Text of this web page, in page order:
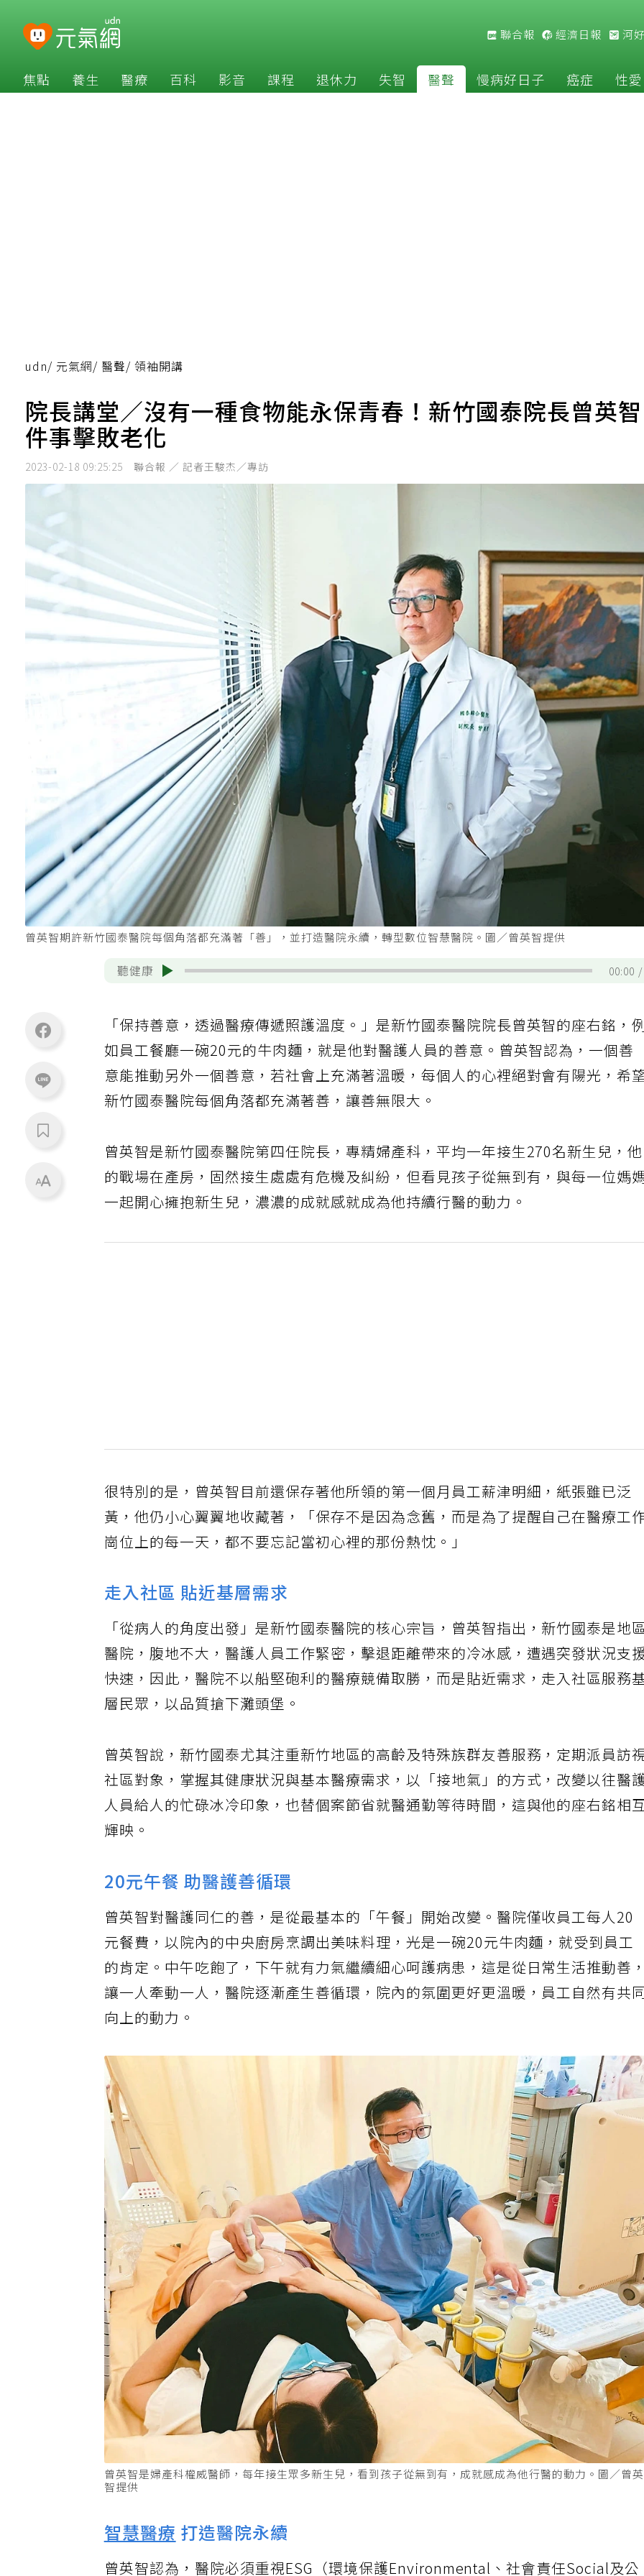
聯合報 經濟日報 河
焦點 養生 醫療 百科 影音 課程 退休力 失智 醫聲 慢病好日子 癌症 性愛
udn/ 元氣網/ 醫聲/ 領袖開講
院長講堂／沒有一種食物能永保青春！新竹國泰院長曾英
件事擊敗老化
2023-02-18 09:25:25 聯合報 ／ 記者王駿杰／專訪
曾英智期許新竹國泰醫院每個角落都充滿著「善」，並打造醫院永續，轉型數位智慧醫院。圖／曾英智提供
聽健康 00:00
「保持善意，透過醫療傳遞照護溫度。」是新竹國泰醫院院長曾英智的座右銘，
如員工餐廳一碗20元的牛肉麵，就是他對醫護人員的善意。曾英智認為，一個善
意能推動另外一個善意，若社會上充滿著溫暖，每個人的心裡絕對會有陽光，希
新竹國泰醫院每個角落都充滿著善，讓善無限大。
曾英智是新竹國泰醫院第四任院長，專精婦產科，平均一年接生270名新生兒，
的戰場在產房，固然接生處處有危機及糾紛，但看見孩子從無到有，與每一位媽
一起開心擁抱新生兒，濃濃的成就感就成為他持續行醫的動力。
很特別的是，曾英智目前還保存著他所領的第一個月員工薪津明細，紙張雖已泛
黃，他仍小心翼翼地收藏著，「保存不是因為念舊，而是為了提醒自己在醫療工
崗位上的每一天，都不要忘記當初心裡的那份熱忱。」
走入社區 貼近基層需求
「從病人的角度出發」是新竹國泰醫院的核心宗旨，曾英智指出，新竹國泰是地
醫院，腹地不大，醫護人員工作緊密，擊退距離帶來的冷冰感，遭遇突發狀況支
快速，因此，醫院不以船堅砲利的醫療競備取勝，而是貼近需求，走入社區服務
層民眾，以品質搶下灘頭堡。
曾英智說，新竹國泰尤其注重新竹地區的高齡及特殊族群友善服務，定期派員訪
社區對象，掌握其健康狀況與基本醫療需求，以「接地氣」的方式，改變以往醫
人員給人的忙碌冰冷印象，也替個案節省就醫通勤等待時間，這與他的座右銘相
輝映。
20元午餐 助醫護善循環
曾英智對醫護同仁的善，是從最基本的「午餐」開始改變。醫院僅收員工每人20
元餐費，以院內的中央廚房烹調出美味料理，光是一碗20元牛肉麵，就受到員工
的肯定。中午吃飽了，下午就有力氣繼續細心呵護病患，這是從日常生活推動善
讓一人牽動一人，醫院逐漸產生善循環，院內的氛圍更好更溫暖，員工自然有共
向上的動力。
曾英智是婦產科權威醫師，每年接生眾多新生兒，看到孩子從無到有，成就感成為他行醫的動力。圖／曾
智慧醫療打造醫院永續